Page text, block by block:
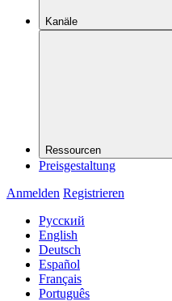
Kanäle
Ressourcen
Preisgestaltung
Anmelden Registrieren
Русский
English
Deutsch
Español
Français
Português